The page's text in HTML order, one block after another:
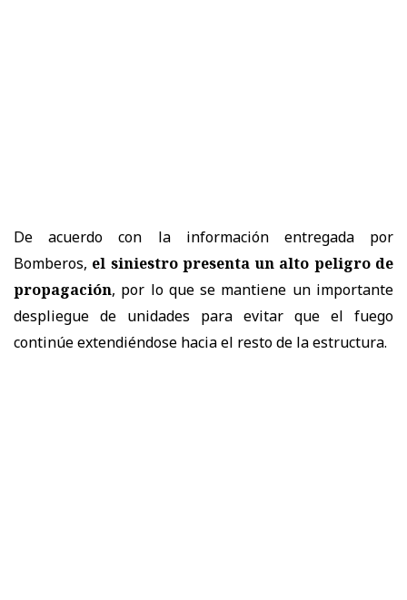
De acuerdo con la información entregada por
Bomberos, el siniestro presenta un alto peligro de
propagación, por lo que se mantiene un importante
despliegue de unidades para evitar que el fuego
continúe extendiéndose hacia el resto de la estructura.